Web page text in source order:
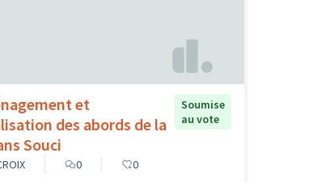
et
des abords de la
Souci
Soumise
au vote
0 0